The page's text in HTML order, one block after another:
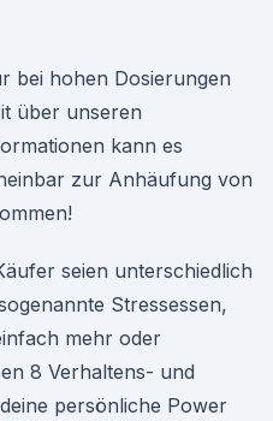
bei hohen Dosierungen
über unseren
kann es
zur Anhäufung von
seien unterschiedlich
Stressessen,
mehr oder
8 Verhaltens- und
persönliche Power